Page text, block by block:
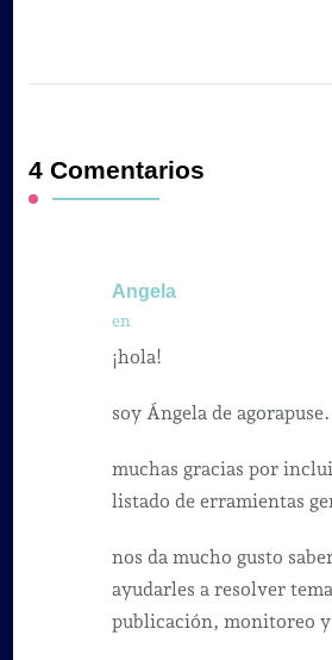
4 Comentarios
Angela
en
¡hola!
soy Ángela de agorapuse.
muchas gracias por
listado de erramientas
nos da mucho gusto
ayudarles a resolver
publicación, monitoreo y